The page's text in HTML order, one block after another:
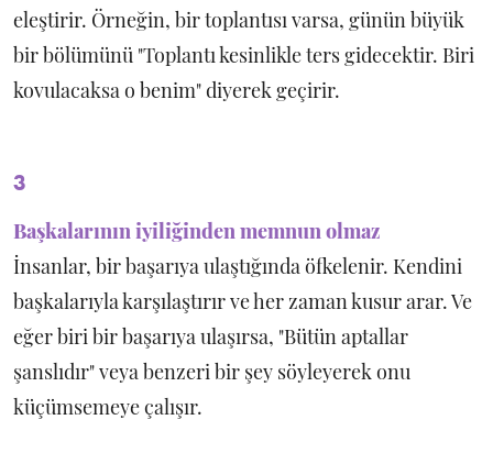
eleştirir. Örneğin, bir toplantısı varsa, günün büyük
bir bölümünü "Toplantı kesinlikle ters gidecektir. Biri
kovulacaksa o benim" diyerek geçirir.
3
Başkalarının iyiliğinden memnun olmaz
İnsanlar, bir başarıya ulaştığında öfkelenir. Kendini
başkalarıyla karşılaştırır ve her zaman kusur arar. Ve
eğer biri bir başarıya ulaşırsa, "Bütün aptallar
şanslıdır" veya benzeri bir şey söyleyerek onu
küçümsemeye çalışır.